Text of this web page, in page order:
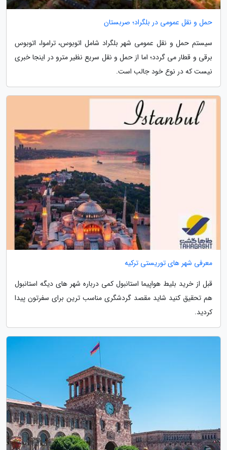
حمل و نقل عمومی در بلگراد؛ صربستان
سیستم حمل و نقل عمومی شهر بلگراد شامل اتوبوس، تراموا، اتوبوس
برقی و قطار می گردد؛ اما از حمل و نقل سریع نظیر مترو در اینجا خبری
نیست که در نوع خود جالب است.
معرفی شهر های توریستی ترکیه
قبل از خرید بلیط هواپیما استانبول کمی درباره شهر های دیگه استانبول
هم تحقیق کنید شاید مقصد گردشگری مناسب ترین برای سفرتون پیدا
کردید.